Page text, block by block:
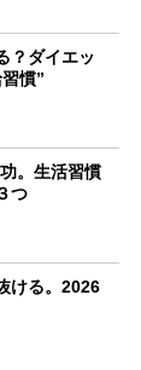
？ダイエッ
慣”
。生活習慣
つ
ける。2026